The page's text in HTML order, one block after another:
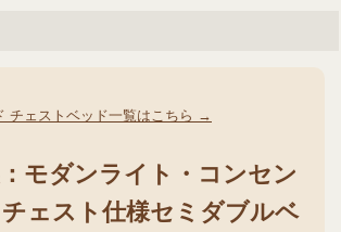
チェストベッド一覧はこちら →
：モダンライト・コンセン
チェスト仕様セミダブルベ